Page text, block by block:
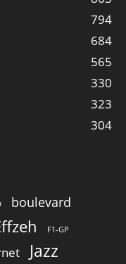
794
684
565
330
323
304
boulevard
F1-GP
Jazz